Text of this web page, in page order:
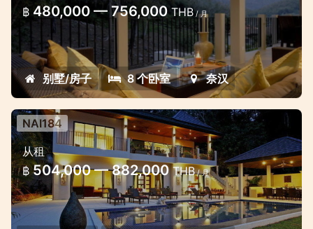
฿ 480,000 — 756,000THB/ 月
别墅/房子 8 个卧室 奈汉
NAI184
从租
฿ 504,000 — 882,000THB/ 月